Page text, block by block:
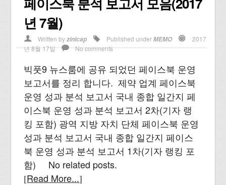
년 7월)
Written byzinicap Published underMEMO
2017
년 8월 17일
No comments
빅풋9 뉴스룸에 공유 되었던 페이스북 운영
보고서를 정리 합니다. 제약 업계 페이스북
운영 성과 분석 보고서 국내 종합 일간지 페
이스북 운영 성과 분석 보고서 2차(기자 랭
킹 포함) 광역 지방 자치 단체 페이스북 운영
성과 분석 보고서 국내 종합 일간지 페이스
북 운영 성과 분석 보고서 1차(기자 랭킹 포
함) No related posts.
[Read More...]